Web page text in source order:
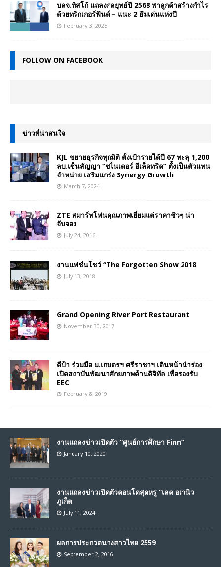
บลจ.ทิสโก้ แถลงกลยุทธ์ปี 2568 พาลูกค้าสร้างกำไร
ด้วยทริกเกอร์ฟันด์ – แนะ 2 ธีมเด่นแห่งปี
February 3, 2025
FOLLOW ON FACEBOOK
ข่าวที่น่าสนใจ
KJL ขยายธุรกิจทุกมิติ ตั้งเป้ารายได้ปี 67 ทะลุ 1,200
ลบ.เซ็นสัญญา “ชไนเดอร์ อีเล็คทริค” ตั้งเป็นตัวแทน
จำหน่าย เสริมแกร่ง Synergy Growth
March 7, 2024
ZTE สมาร์ทโฟนคุณภาพเยี่ยมแต่ราคาชิวๆ น่า
จับจอง
July 24, 2016
งานแฟชั่นโชว์ “The Forgotten Show 2018
July 13, 2018
Grand Opening River Port Restaurant
November 30, 2017
ดีป้า ร่วมมือ ม.เกษตรฯ ศรีราชาฯ เดินหน้านำร่อง
เปิดสถาบันพัฒนาศักยภาพด้านดิจิทัล เพื่อรองรับ
EEC
February 8, 2019
งานแถลงข่าวเปิดตัว “ศูนย์การศึกษา Finn”
January 10, 2020
งานแถลงข่าวเปิดตัวคอนโดสุดหรู “เลค อเวนิว
ภูเก็ต
July 11, 2024
ผลการประกวดนางสาวไทย 2559
September 2, 2016